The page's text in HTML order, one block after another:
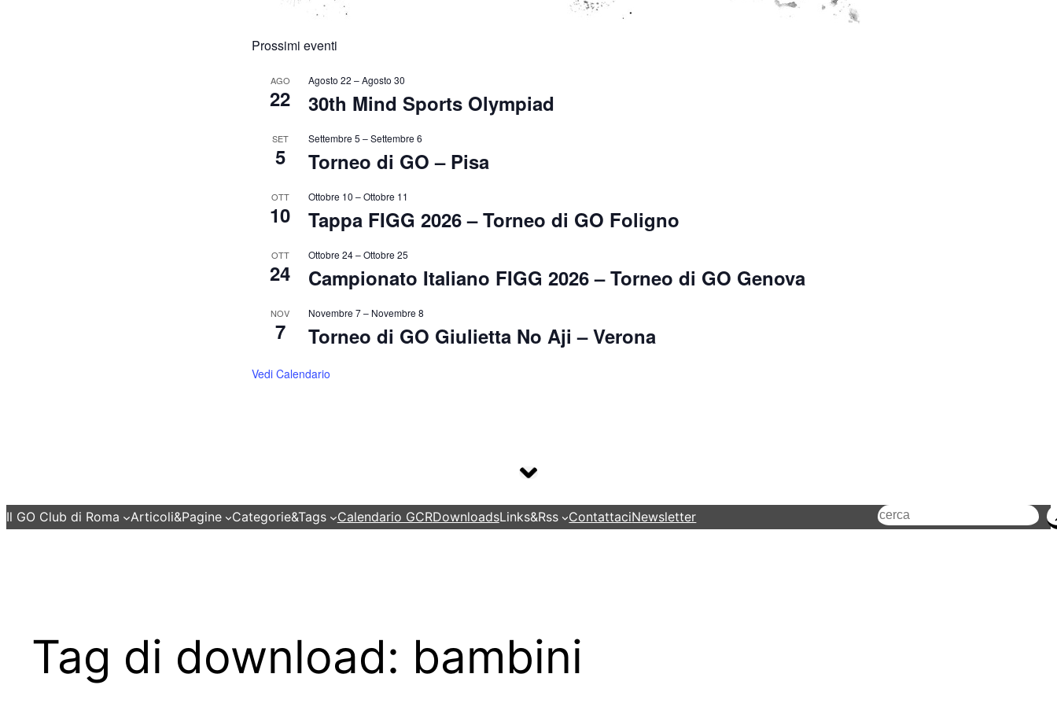
Prossimi eventi
AGO
22
Agosto 22 –Agosto 30
30th Mind Sports Olympiad
SET
5
Settembre 5 –Settembre 6
Torneo di GO – Pisa
OTT
10
Ottobre 10 –Ottobre 11
Tappa FIGG 2026 – Torneo di GO Foligno
OTT
24
Ottobre 24–Ottobre 25
Campionato Italiano FIGG 2026 – Torneo di GO Genova
NOV
7
Novembre 7– Novembre 8
Torneo di GO Giulietta No Aji – Verona
Vedi Calendario
Il GO Club di Roma Articoli&Pagine Categorie&Tags Calendario GCRDownloadsLinks&Rss ContattaciNewsletter Cerca
Tag di download: bambini